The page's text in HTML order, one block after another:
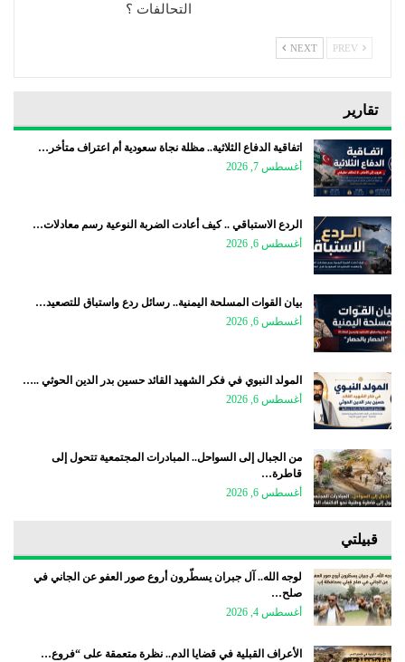
التحالفات ؟
NEXT
تقارير
اتفاقية الدفاع الثلاثية.. مظلة نجاة سعودية أم اعتراف متأخر…
أغسطس 7, 2026
الردع الاستباقي .. كيف أعادت الضربة النوعية رسم معادلات…
أغسطس 6, 2026
بيان القوات المسلحة اليمنية.. رسائل ردع واستباق للتصعيد…
أغسطس 6, 2026
المولد النبوي في فكر الشهيد القائد حسين بدر الدين الحوثي ..…
أغسطس 6, 2026
من الجبال إلى السواحل.. المبادرات المجتمعية تتحول إلى
قاطرة…
أغسطس 6, 2026
قبيلتي
لوجه الله.. آل جبران يسطّرون أروع صور العفو عن الجاني في
صلح…
أغسطس 4, 2026
الأعراف القبلية في قضايا الدم.. نظرة متعمقة على “فروع…